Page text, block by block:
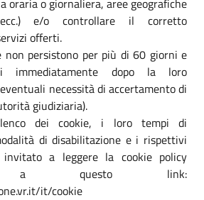
e/o controllare il corretto
offerti.
non persistono per più di 60 giorni e
immediatamente dopo la loro
necessità di accertamento di
giudiziaria).
dei cookie, i loro tempi di
di disabilitazione e i rispettivi
a leggere la cookie policy
a questo link:
it/cookie